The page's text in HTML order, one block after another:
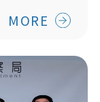
MORE